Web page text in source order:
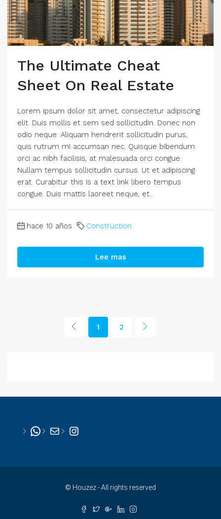
The Ultimate Cheat
Sheet On Real Estate
Lorem ipsum dolor sit amet, consectetur adipiscing
elit. Duis mollis et sem sed sollicitudin. Donec non
odio neque. Aliquam hendrerit sollicitudin purus,
quis rutrum mi accumsan nec. Quisque bibendum
orci ac nibh facilisis, at malesuada orci congue.
Nullam tempus sollicitudin cursus. Ut et adipiscing
erat. Curabitur this is a text link libero tempus
congue. Duis mattis laoreet neque, et...
hace 10 años Construction
Lee mas
1 2
WhatsApp
Mail Instagram
© Houzez - All rights reserved